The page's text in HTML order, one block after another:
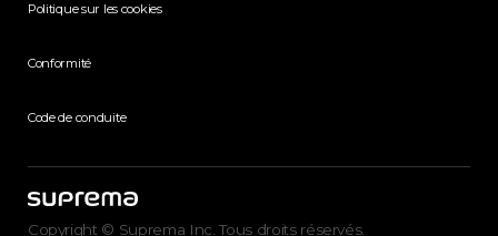
Politique sur les cookies
Conformité
Code de conduite
Copyright © Suprema Inc. Tous droits réservés.